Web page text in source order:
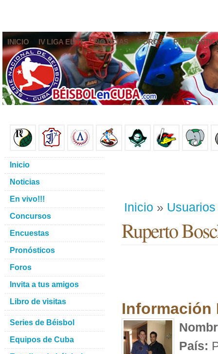
INICIO IV LIGA ELITE NOTICIAS FOROS
Inicio » Usuarios
Ruperto
Información
País:
Inicio
Noticias
En vivo!!!
Concursos
Encuestas
Pronósticos
Foros
Invita a tus amigos
Libro de visitas
Series de Béisbol
Equipos de Cuba